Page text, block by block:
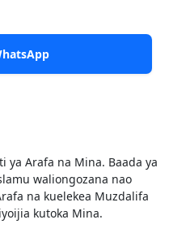
Arafa na Mina. Baada ya
waliongozana nao
na kuelekea Muzdalifa
kutoka Mina.